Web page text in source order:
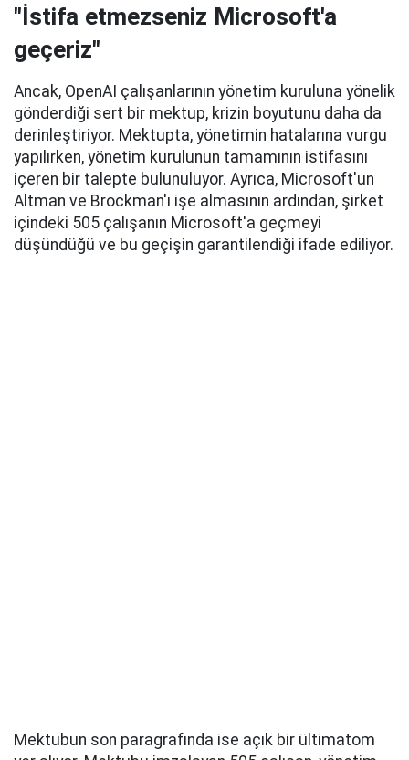
"İstifa etmezseniz Microsoft'a
geçeriz"
Ancak, OpenAI çalışanlarının yönetim kuruluna yönelik
gönderdiği sert bir mektup, krizin boyutunu daha da
derinleştiriyor. Mektupta, yönetimin hatalarına vurgu
yapılırken, yönetim kurulunun tamamının istifasını
içeren bir talepte bulunuluyor. Ayrıca, Microsoft'un
Altman ve Brockman'ı işe almasının ardından, şirket
içindeki 505 çalışanın Microsoft'a geçmeyi
düşündüğü ve bu geçişin garantilendiği ifade ediliyor.
Mektubun son paragrafında ise açık bir ültimatom